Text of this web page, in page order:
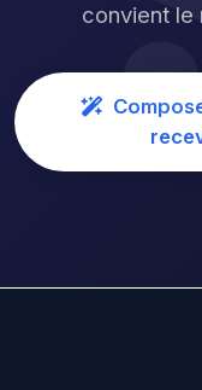
convient le